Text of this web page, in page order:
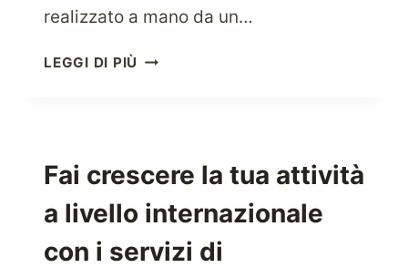
realizzato a mano da un…
LEGGI DI PIÙ ASPINAL
GLI
ELEMENTI
ESSENZIALI
TUO
Fai crescere la tua attività
a livello internazionale
con i servizi di